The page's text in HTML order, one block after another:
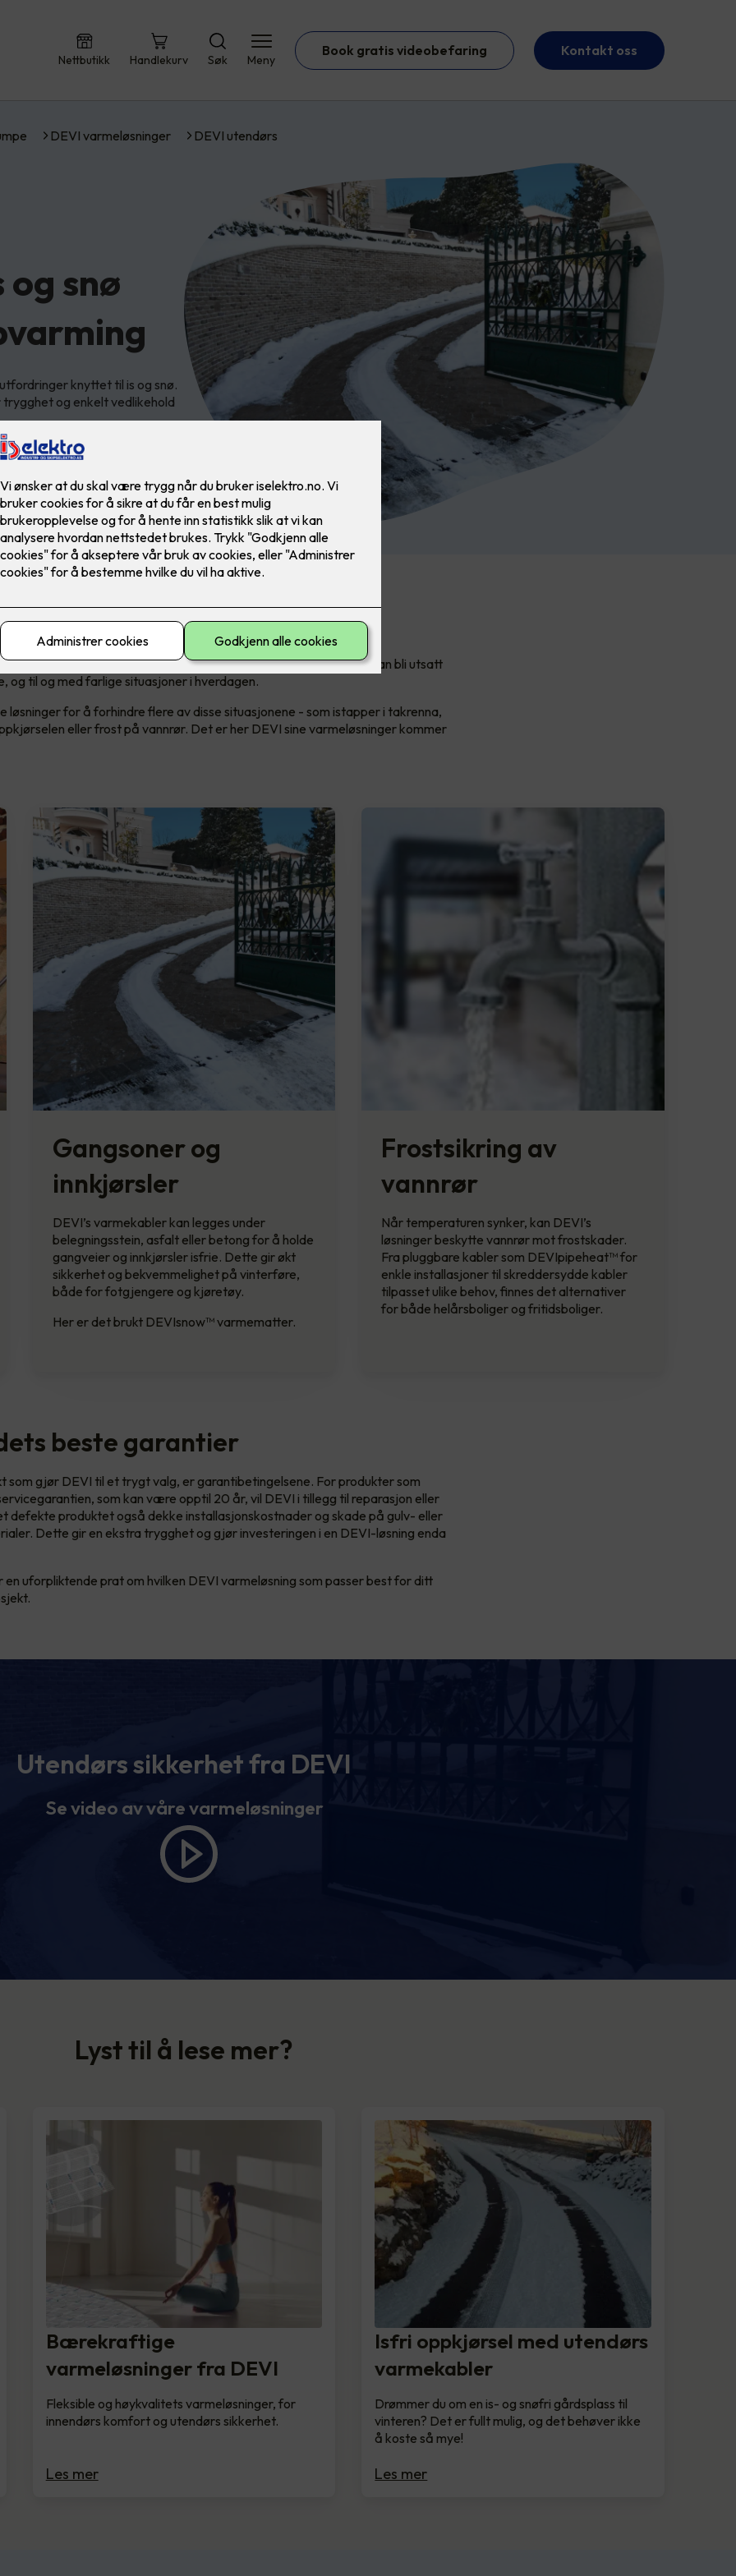
Nettbutikk Handlekurv Søk Meny
Book gratis videobefaring Kontakt oss
DEVI varmeløsninger DEVI utendørs
snø
knyttet til is og snø.
og enkelt vedlikehold
og mer komfortabel vinter
ganske tøft vinterklima. Med mye snø og is på eiendommen kan man bli utsatt
og til og med farlige situasjoner i hverdagen.
løsninger for å forhindre flere av disse situasjonene - som istapper i takrenna,
eller frost på vannrør. Det er her DEVI sine varmeløsninger kommer
Gangsoner og
innkjørsler
DEVI’s varmekabler kan legges under
belegningsstein, asfalt eller betong for å holde
gangveier og innkjørsler isfrie. Dette gir økt
sikkerhet og bekvemmelighet på vinterføre,
både for fotgjengere og kjøretøy.
Her er det brukt DEVIsnow™ varmematter.
Frostsikring av
vannrør
Når temperaturen synker, kan DEVI’s
løsninger beskytte vannrør mot frostskader.
Fra pluggbare kabler som DEVIpipeheat™ for
enkle installasjoner til skreddersydde kabler
tilpasset ulike behov, finnes det alternativer
for både helårsboliger og fritidsboliger.
beste garantier
som gjør DEVI til et trygt valg, er garantibetingelsene. For produkter som
som kan være opptil 20 år, vil DEVI i tillegg til reparasjon eller
defekte produktet også dekke installasjonskostnader og skade på gulv- eller
Dette gir en ekstra trygghet og gjør investeringen i en DEVI-løsning enda
en uforpliktende prat om hvilken DEVI varmeløsning som passer best for ditt
Utendørs sikkerhet fra DEVI
Se video av våre varmeløsninger
Lyst til å lese mer?
Bærekraftige
varmeløsninger fra DEVI
Fleksible og høykvalitets varmeløsninger, for
innendørs komfort og utendørs sikkerhet.
Les mer
Isfri oppkjørsel med utendørs
varmekabler
Drømmer du om en is- og snøfri gårdsplass til
vinteren? Det er fullt mulig, og det behøver ikke
å koste så mye!
Les mer